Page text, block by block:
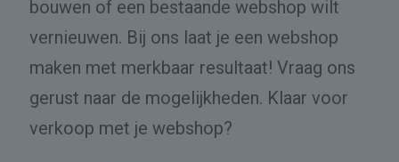
bouwen of een bestaande webshop wilt
vernieuwen. Bij ons laat je een webshop
maken met merkbaar resultaat! Vraag ons
gerust naar de mogelijkheden. Klaar voor
verkoop met je webshop?